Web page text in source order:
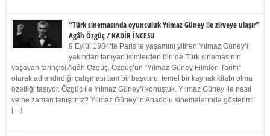
“Türk sinemasında oyunculuk Yılmaz Güney ile zirveye ulaşır”
Agâh Özgüç / KADİR İNCESU
9 Eylül 1984’te Paris’te yaşamını yitiren Yılmaz Güney’i
yakından tanıyan isimlerden biri de Türk sinemasının
yaşayan tarihçisi Agâh Özgüç. Özgüç’ün “Yılmaz Güney Filmleri Tarihi”
olarak adlandırdığı çalışması tam bir başvuru, temel bir kaynak kitabı olma
özelliği taşıyor. Özgüç ile Yılmaz Güney’i konuştuk. Yılmaz Güney ile nasıl
ve ne zaman tanıştınız? Yılmaz Güney’in Anadolu sinemalarında gösterimi
[…]